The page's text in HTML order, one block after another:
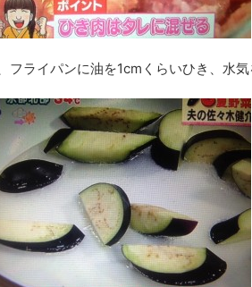
フライパンに油を1cmくらいひき、水